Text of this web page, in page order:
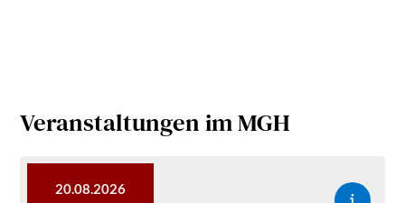
Veranstaltungen im MGH
20.08.2026